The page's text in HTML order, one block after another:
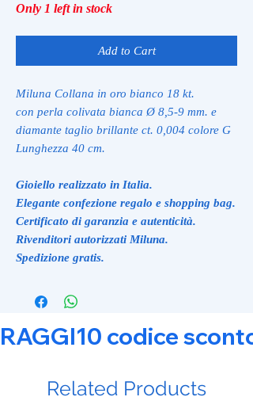
Only 1 left in stock
Add to Cart
Miluna Collana in oro bianco 18 kt.
con perla colivata bianca Ø 8,5-9 mm. e
diamante taglio brillante ct. 0,004 colore G
Lunghezza 40 cm.
Gioiello realizzato in Italia.
Elegante confezione regalo e shopping bag.
Certificato di garanzia e autenticità.
Rivenditori autorizzati Miluna.
Spedizione gratis.
RAGGI10 codice
Related Products